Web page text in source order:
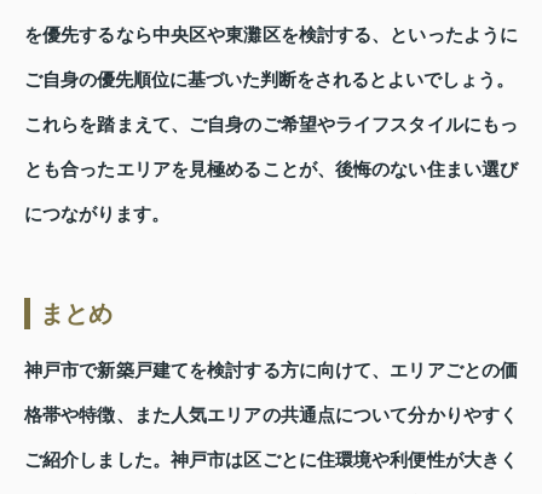
を優先するなら中央区や東灘区を検討する、といったように
ご自身の優先順位に基づいた判断をされるとよいでしょう。
これらを踏まえて、ご自身のご希望やライフスタイルにもっ
とも合ったエリアを見極めることが、後悔のない住まい選び
につながります。
まとめ
神戸市で新築戸建てを検討する方に向けて、エリアごとの価
格帯や特徴、また人気エリアの共通点について分かりやすく
ご紹介しました。神戸市は区ごとに住環境や利便性が大きく